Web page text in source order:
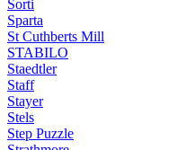
Sorti
Sparta
St Cuthberts Mill
STABILO
Staedtler
Staff
Stayer
Stels
Step Puzzle